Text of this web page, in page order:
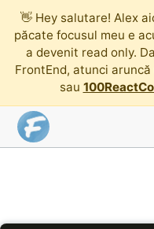
👋 Hey salutare! Alex
păcate focusul meu e
a devenit read only.
FrontEnd, atunci aruncă
sau